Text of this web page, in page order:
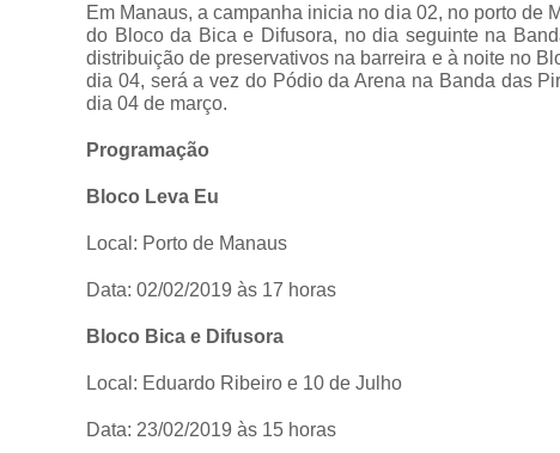
Em Manaus, a campanha inicia no dia 02, no porto de
do Bloco da Bica e Difusora, no dia seguinte na
distribuição de preservativos na barreira e à noite no
dia 04, será a vez do Pódio da Arena na Banda das
dia 04 de março.
Programação
Bloco Leva Eu
Local: Porto de Manaus
Data: 02/02/2019 às 17 horas
Bloco Bica e Difusora
Local: Eduardo Ribeiro e 10 de Julho
Data: 23/02/2019 às 15 horas